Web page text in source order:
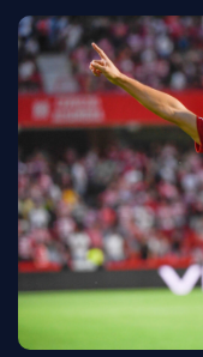
CDM 2026
EDF
PSG
LIGUE 1
REAL MADRID
FC BARCELONE
MANCHESTER UNITED
CHELSEA
ARSENAL
BAYERN
L'AVIS DE LA RÉDAC'